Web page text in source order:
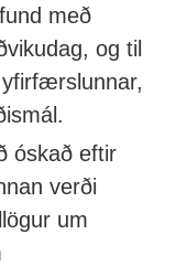
með
og til
óskað eftir
verði
um